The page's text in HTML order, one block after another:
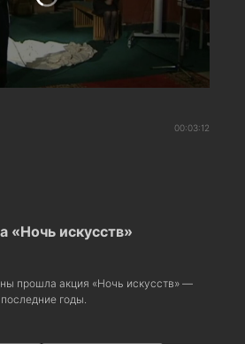
00:03:12
«Ночь искусств»
прошла акция «Ночь искусств» —
годы.